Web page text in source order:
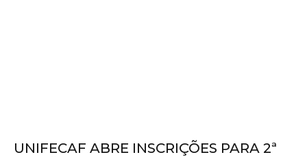
UNIFECAF ABRE INSCRIÇÕES PARA 2ª